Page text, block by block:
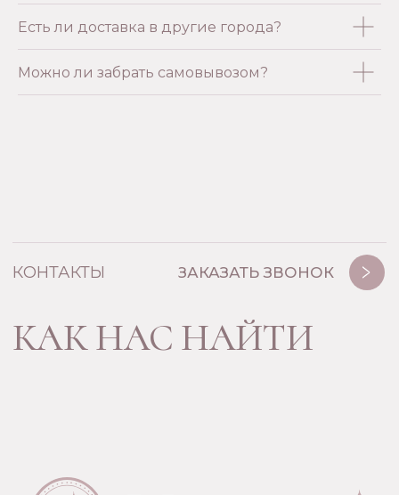
Есть ли доставка в другие города?
Можно ли забрать самовывозом?